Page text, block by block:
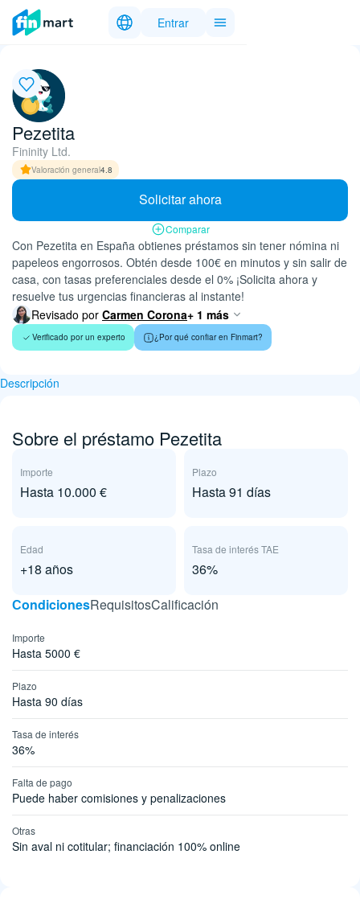
Entrar
Pezetita
Fininity Ltd.
Valoración general4.8
Solicitar ahora
Comparar
Con Pezetita en España obtienes préstamos sin tener nómina ni
papeleos engorrosos. Obtén desde 100€ en minutos y sin salir de
casa, con tasas preferenciales desde el 0% ¡Solicita ahora y
resuelve tus urgencias financieras al instante!
Revisado por Carmen Corona+ 1 más
Verificado por un experto ¿Por qué confiar en Finmart?
Descripción
Sobre el préstamo Pezetita
Importe
Hasta 10.000 €
Plazo
Hasta 91 días
Edad
+18 años
Tasa de interés TAE
36%
СondicionesRequisitosCalificación
Importe
Hasta 5000 €
Plazo
Hasta 90 días
Tasa de interés
36%
Falta de pago
Puede haber comisiones y penalizaciones
Otras
Sin aval ni cotitular; financiación 100% online